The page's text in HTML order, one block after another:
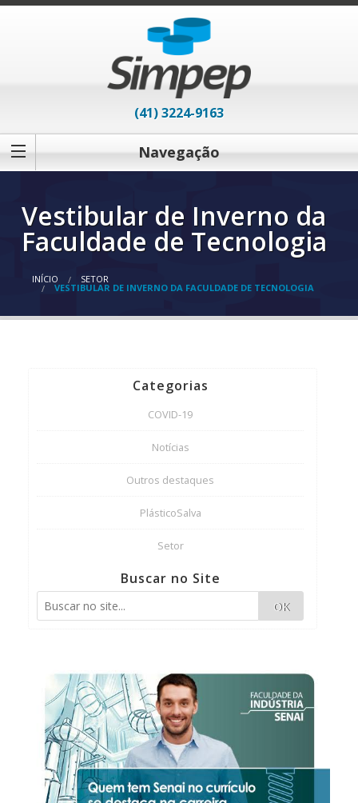
(41) 3224-9163
Navegação
Vestibular de Inverno da
Faculdade de Tecnologia
INÍCIO SETOR
VESTIBULAR DE INVERNO DA FACULDADE DE TECNOLOGIA
Categorias
COVID-19
Notícias
Outros destaques
PlásticoSalva
Setor
Buscar no Site
OK